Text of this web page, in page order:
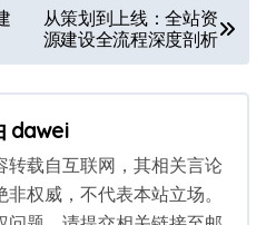
从策划到上线：全站资
源建设全流程深度剖析
dawei
转载自互联网，其相关言论
权威，不代表本站立场。